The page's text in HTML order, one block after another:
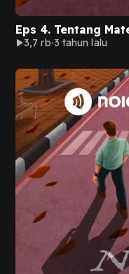
Eps 4. Tentang
3,7 rb 3 tahun lalu